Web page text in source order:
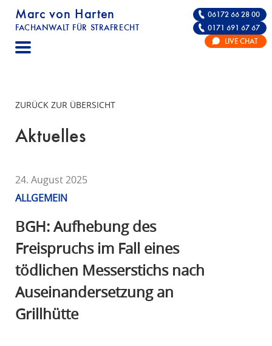
Marc von Harten
FACHANWALT FÜR STRAFRECHT
STRAFRECHT | RECHTSANWALT FÜR DIE
06172 66 28 00
0171 691 67 67
LIVE CHAT
ZURÜCK ZUR ÜBERSICHT
Aktuelles
24. August 2025
ALLGEMEIN
BGH: Aufhebung des
Freispruchs im Fall eines
tödlichen Messerstichs nach
Auseinandersetzung an
Grillhütte